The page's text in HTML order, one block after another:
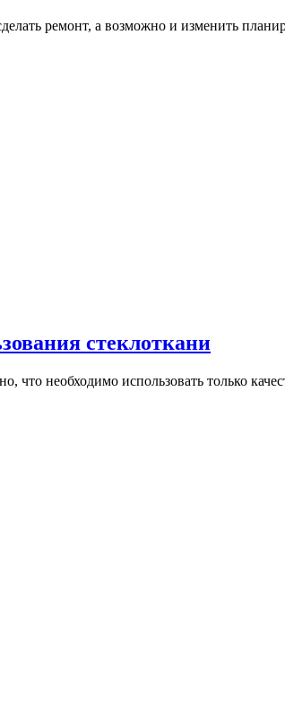
ремонт, а возможно и изменить
стеклоткани
что необходимо использовать только